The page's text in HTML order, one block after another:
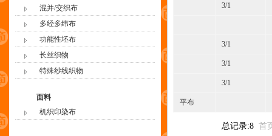
混并/交织布
多经多纬布
功能性坯布
长丝织物
特殊纱线织物
面料
机织印染布
3/1
3/1
3/1
3/1
平布
总记录:8 首